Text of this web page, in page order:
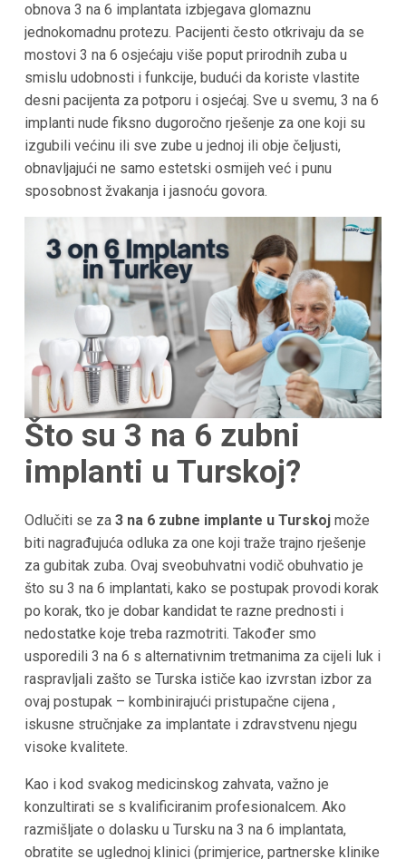
obnova 3 na 6 implantata izbjegava glomaznu
jednokomadnu protezu. Pacijenti često otkrivaju da se
mostovi 3 na 6 osjećaju više poput prirodnih zuba u
smislu udobnosti i funkcije, budući da koriste vlastite
desni pacijenta za potporu i osjećaj. Sve u svemu, 3 na 6
implanti nude fiksno dugoročno rješenje za one koji su
izgubili većinu ili sve zube u jednoj ili obje čeljusti,
obnavljajući ne samo estetski osmijeh već i punu
sposobnost žvakanja i jasnoću govora.
Što su 3 na 6 zubni
implanti u Turskoj?
Odlučiti se za 3 na 6 zubne implante u Turskojmože
biti nagrađujuća odluka za one koji traže trajno rješenje
za gubitak zuba. Ovaj sveobuhvatni vodič obuhvatio je
što su 3 na 6 implantati, kako se postupak provodi korak
po korak, tko je dobar kandidat te razne prednosti i
nedostatke koje treba razmotriti. Također smo
usporedili 3 na 6 s alternativnim tretmanima za cijeli luk i
raspravljali zašto se Turska ističe kao izvrstan izbor za
ovaj postupak – kombinirajući pristupačne cijena ,
iskusne stručnjake za implantate i zdravstvenu njegu
visoke kvalitete.
Kao i kod svakog medicinskog zahvata, važno je
konzultirati se s kvalificiranim profesionalcem. Ako
razmišljate o dolasku u Tursku na 3 na 6 implantata,
obratite se uglednoj klinici (primjerice, partnerske klinike